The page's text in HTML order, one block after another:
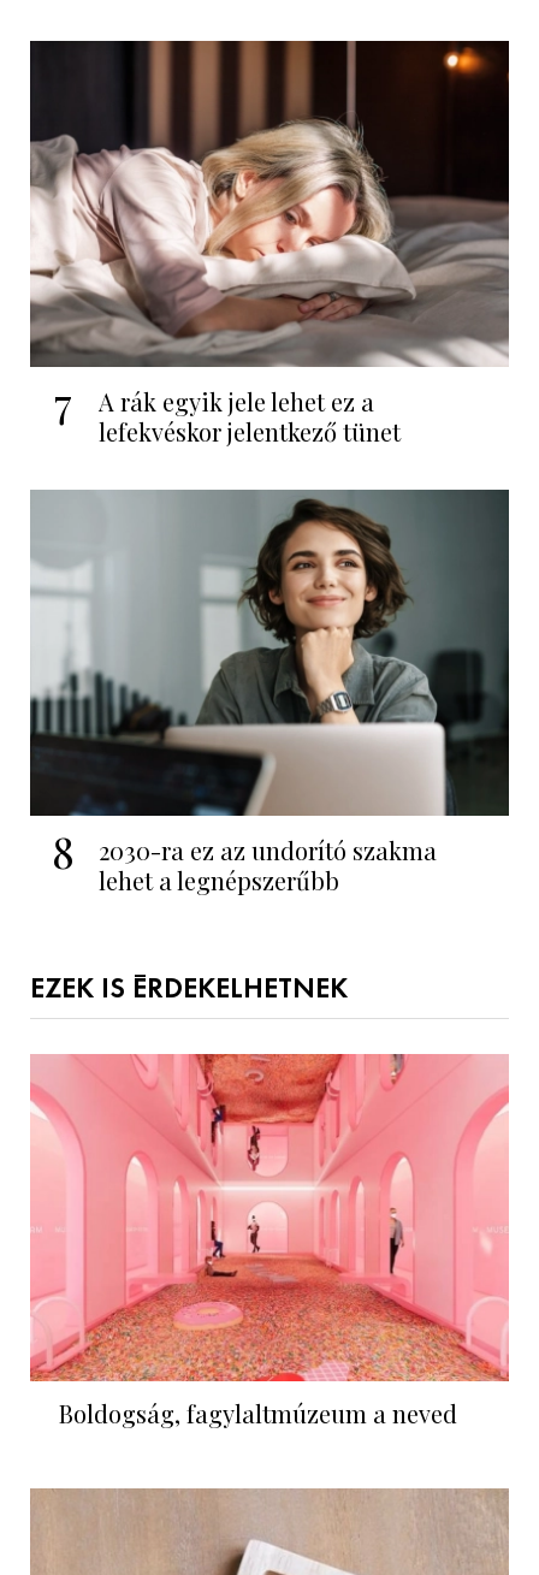
7
A rák egyik jele lehet ez a
lefekvéskor jelentkező tünet
8
2030-ra ez az undorító szakma
lehet a legnépszerűbb
EZEK IS ÉRDEKELHETNEK
Boldogság, fagylaltmúzeum a neved